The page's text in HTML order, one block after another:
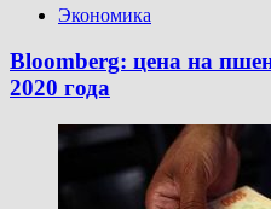
Экономика
Bloomberg: цена на
2020 года